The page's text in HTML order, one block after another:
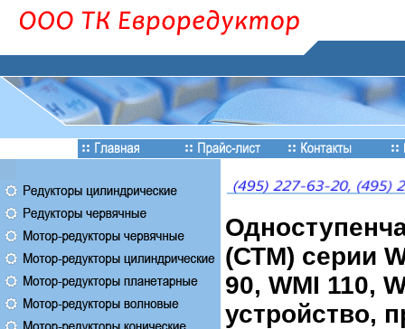
(СТМ) серии
90, WMI 110,
устройство,